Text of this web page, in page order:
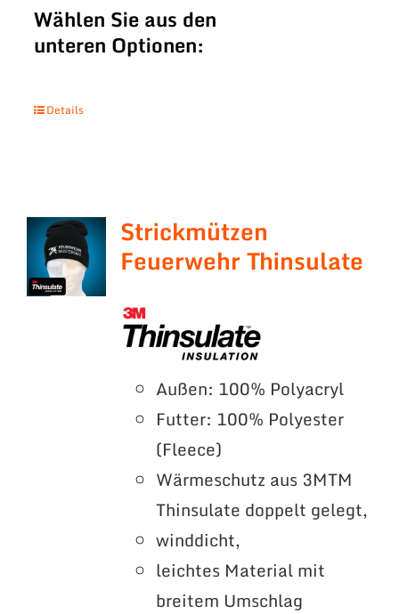
Wählen Sie aus den
unteren Optionen:
Details
Strickmützen
Feuerwehr Thinsulate
Außen: 100% Polyacryl
Futter: 100% Polyester
(Fleece)
Wärmeschutz aus 3MTM
Thinsulate doppelt gelegt,
winddicht,
leichtes Material mit
breitem Umschlag